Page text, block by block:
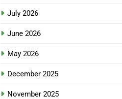
July 2026
June 2026
May 2026
December 2025
November 2025